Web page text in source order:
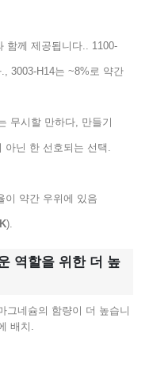
함께 제공됩니다.. 1100-
3003-H14는 ~8%로 약간
무시할 만하다, 만들기
아닌 한 선호되는 선택.
이 약간 우위에 있음
).
역할을 위한 더 높
그네슘의 함량이 더 높습니
배치.